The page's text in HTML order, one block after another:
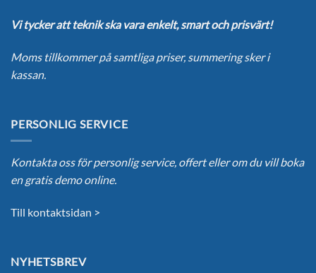
Vi tycker att teknik ska vara enkelt, smart och prisvärt!
Moms tillkommer på samtliga priser, summering sker i
kassan.
PERSONLIG SERVICE
Kontakta oss för personlig service, offert eller om du vill boka
en gratis demo online.
Till kontaktsidan >
NYHETSBREV